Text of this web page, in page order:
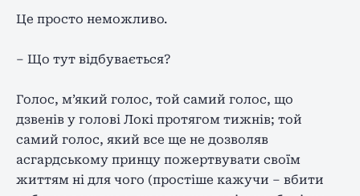
Це просто неможливо.
– Що тут відбувається?
Голос, м’який голос, той самий голос, що
дзвенів у голові Локі протягом тижнів; той
самий голос, який все ще не дозволяв
асгардському принцу пожертвувати своїм
життям ні для чого (простіше кажучи – вбити